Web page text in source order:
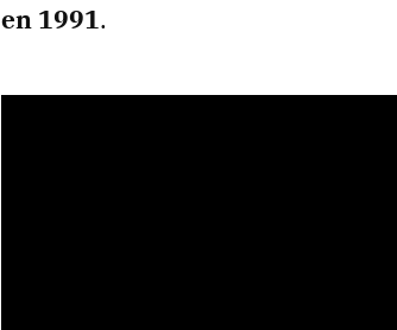
en 1991.